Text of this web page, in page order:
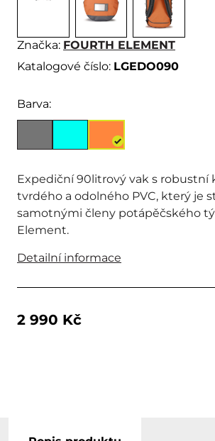
Značka: FOURTH ELEMENT
Katalogové číslo: LGEDO090
Barva:
Expediční 90litrový vak s robustní
tvrdého a odolného PVC, který je
samotnými členy potápěčského
Element.
Detailní informace
2 990 Kč